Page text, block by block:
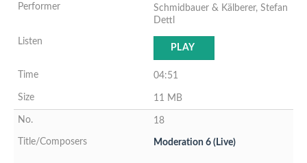
Schmidbauer & Kälberer, Stefan
Dettl
PLAY
04:51
11 MB
18
Moderation 6 (Live)